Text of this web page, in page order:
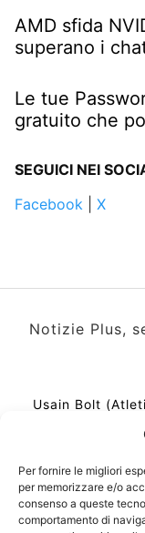
Per fornire le migliori
per memorizzare e/o
consenso a queste
comportamento di
AMD sfida
superano i
Le tue
gratuito che
SEGUICI NEI
Facebook
X
Notizie Plus,
Usain Bolt
Ora Esatta in
Ti Senti Strano
la Risonanza di